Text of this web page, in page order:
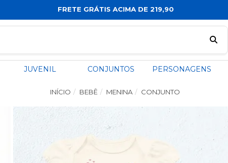
FRETE GRÁTIS ACIMA DE 219,90
JUVENIL CONJUNTOS PERSONAGENS
INÍCIO BEBÊ MENINA CONJUNTO